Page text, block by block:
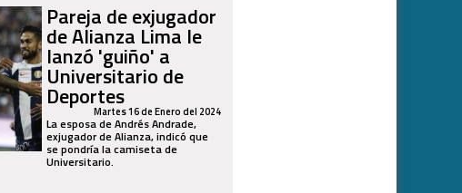
Pareja de exjugador
de Alianza Lima le
lanzó 'guiño' a
Universitario de
DeportesMartes 16 de Enero del 2024
La esposa de Andrés Andrade,
exjugador de Alianza, indicó que
se pondría la camiseta de
Universitario.